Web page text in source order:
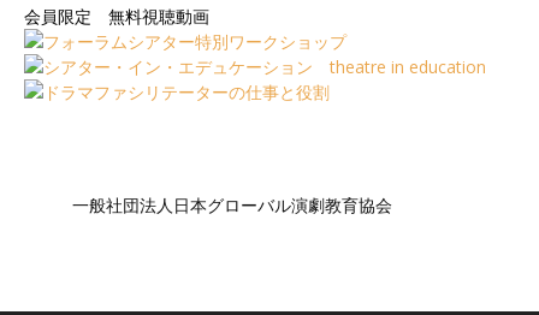
会員限定 無料視聴動画
一般社団法人日本グローバル演劇教育協会